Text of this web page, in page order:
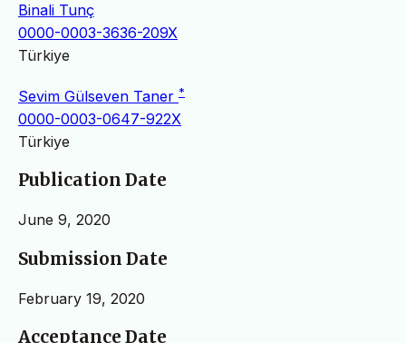
Binali Tunç
0000-0003-3636-209X
Türkiye
Sevim Gülseven Taner *
0000-0003-0647-922X
Türkiye
Publication Date
June 9, 2020
Submission Date
February 19, 2020
Acceptance Date